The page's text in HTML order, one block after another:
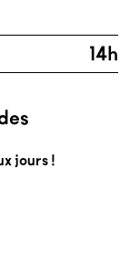
14h
jours !